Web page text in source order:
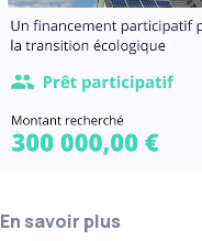
En savoir plus